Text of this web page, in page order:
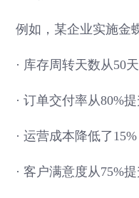
例如，某企业实施金
· 库存周转天数从50
·订单交付率从80%提
·运营成本降低了15%
·客户满意度从75%提